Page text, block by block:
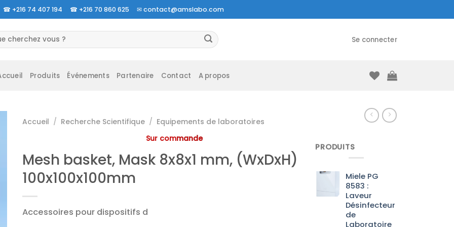
☎ +216 74 407 194 ☎ +216 70 860 625 ✉contact@amslabo.com
Se connecter
Produits Événements Partenaire Contact A propos
Accueil / Recherche Scientifique / Equipements de laboratoires
Sur commande
Mesh basket, Mask 8x8x1 mm, (WxDxH)
100x100x100mm
Accessoires pour dispositifs d
PRODUITS
Miele PG
8583 :
Laveur
Désinfecteur
de
Laboratoire